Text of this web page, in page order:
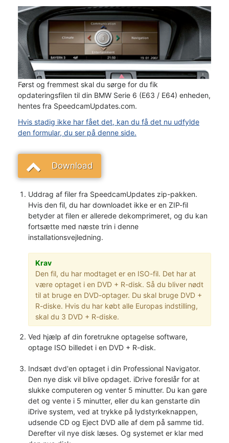
Først og fremmest skal du sørge for du fik
opdateringsfilen til din BMW Serie 6 (E63 / E64) enheden,
hentes fra SpeedcamUpdates.com.
Hvis stadig ikke har fået det, kan du få det nu udfylde
den formular, du ser på denne side.
Download
Uddrag af filer fra SpeedcamUpdates zip-pakken.
Hvis den fil, du har downloadet ikke er en ZIP-fil
betyder at filen er allerede dekomprimeret, og du kan
fortsætte med næste trin i denne
installationsvejledning.
Krav
Den fil, du har modtaget er en ISO-fil. Det har at
være optaget i en DVD + R-disk. Så du bliver nødt
til at bruge en DVD-optager. Du skal bruge DVD +
R-diske. Hvis du har købt alle Europas indstilling,
skal du 3 DVD + R-diske.
Ved hjælp af din foretrukne optagelse software,
optage ISO billedet i en DVD + R-disk.
Indsæt dvd'en optaget i din Professional Navigator.
Den nye disk vil blive opdaget. iDrive foreslår for at
slukke computeren og venter 5 minutter. Du kan gøre
det og vente i 5 minutter, eller du kan genstarte din
iDrive system, ved at trykke på lydstyrkeknappen,
udsende CD og Eject DVD alle af dem på samme tid.
Derefter vil nye disk læses. Og systemet er klar med